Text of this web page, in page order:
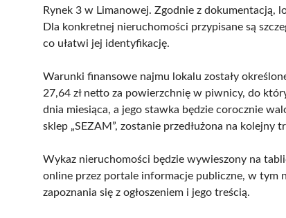
Rynek 3 w Limanowej. Zgodnie z dokumentacją,
Dla konkretnej nieruchomości przypisane są
co ułatwi jej identyfikację.
Warunki finansowe najmu lokalu zostały
27,64 zł netto za powierzchnię w piwnicy, do
dnia miesiąca, a jego stawka będzie corocznie
sklep „SEZAM”, zostanie przedłużona na kolejny
Wykaz nieruchomości będzie wywieszony na
online przez portale informacje publiczne, w tym
zapoznania się z ogłoszeniem i jego treścią.